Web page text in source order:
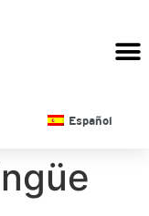
Español